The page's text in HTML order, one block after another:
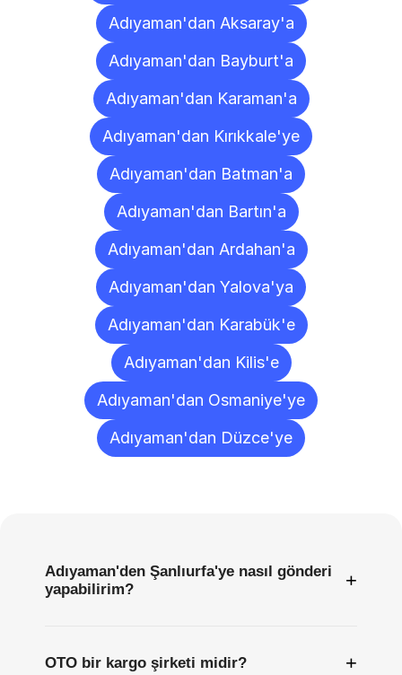
Adıyaman'dan Aksaray'a
Adıyaman'dan Bayburt'a
Adıyaman'dan Karaman'a
Adıyaman'dan Kırıkkale'ye
Adıyaman'dan Batman'a
Adıyaman'dan Bartın'a
Adıyaman'dan Ardahan'a
Adıyaman'dan Yalova'ya
Adıyaman'dan Karabük'e
Adıyaman'dan Kilis'e
Adıyaman'dan Osmaniye'ye
Adıyaman'dan Düzce'ye
Adıyaman'den Şanlıurfa'ye nasıl gönderi
yapabilirim?
+
OTO bir kargo şirketi midir? +